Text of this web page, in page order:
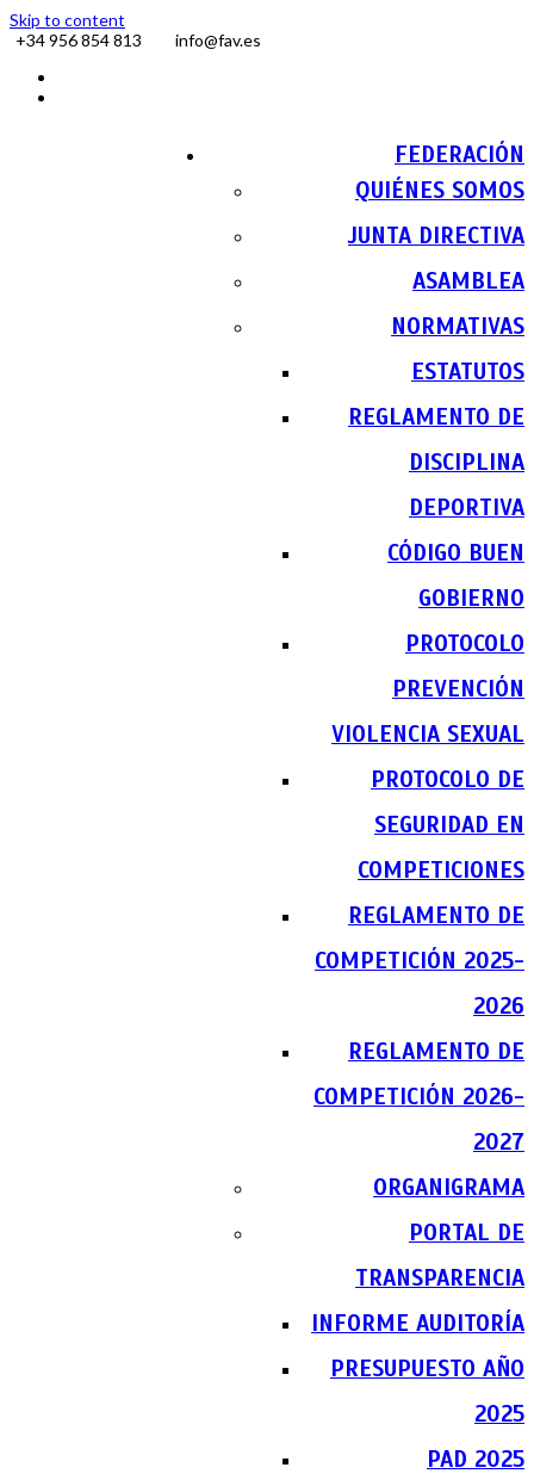
Skip to content
+34 956 854 813
info@fav.es
FEDERACIÓN
QUIÉNES SOMOS
JUNTA DIRECTIVA
ASAMBLEA
NORMATIVAS
ESTATUTOS
REGLAMENTO DE
DISCIPLINA
DEPORTIVA
CÓDIGO BUEN
GOBIERNO
PROTOCOLO
PREVENCIÓN
VIOLENCIA SEXUAL
PROTOCOLO DE
SEGURIDAD EN
COMPETICIONES
REGLAMENTO DE
COMPETICIÓN 2025-
2026
REGLAMENTO DE
COMPETICIÓN 2026-
2027
ORGANIGRAMA
PORTAL DE
TRANSPARENCIA
INFORME AUDITORÍA
PRESUPUESTO AÑO
2025
PAD 2025